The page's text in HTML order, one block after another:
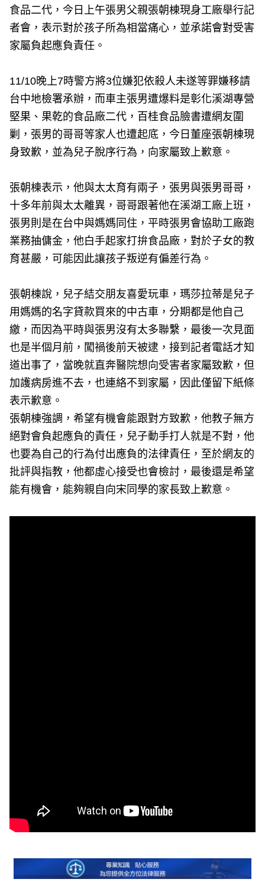
食品二代，今日上午張男父親張朝棟現身工廠舉行記
者會，表示對於孩子所為相當痛心，並承諾會對受害
家屬負起應負責任。
11/10晚上7時警方將3位嫌犯依殺人未遂等罪嫌移請
台中地檢署承辦，而車主張男遭爆料是彰化溪湖專營
堅果、果乾的食品廠二代，百桂食品臉書遭網友圍
剿，張男的哥哥等家人也遭起底，今日董座張朝棟現
身致歉，並為兒子脫序行為，向家屬致上歉意。
張朝棟表示，他與太太育有兩子，張男與張男哥哥，
十多年前與太太離異，哥哥跟著他在溪湖工廠上班，
張男則是在台中與媽媽同住，平時張男會協助工廠跑
業務抽傭金，他白手起家打拚食品廠，對於子女的教
育甚嚴，可能因此讓孩子叛逆有偏差行為。
張朝棟說，兒子結交朋友喜愛玩車，瑪莎拉蒂是兒子
用媽媽的名字貸款買來的中古車，分期都是他自己
繳，而因為平時與張男沒有太多聯繫，最後一次見面
也是半個月前，闖禍後前天被逮，接到記者電話才知
道出事了，當晚就直奔醫院想向受害者家屬致歉，但
加護病房進不去，也連絡不到家屬，因此僅留下紙條
表示歉意。
張朝棟強調，希望有機會能跟對方致歉，他教子無方
絕對會負起應負的責任，兒子動手打人就是不對，他
也要為自己的行為付出應負的法律責任，至於網友的
批評與指教，他都虛心接受也會檢討，最後還是希望
能有機會，能夠親自向宋同學的家長致上歉意。